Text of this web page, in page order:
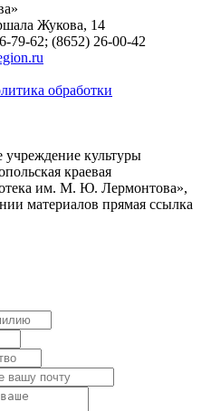
Жукова, 14
79-62; (8652) 26-00-42
обработки
учреждение культуры
краевая
им. М. Ю. Лермонтова»,
материалов прямая ссылка